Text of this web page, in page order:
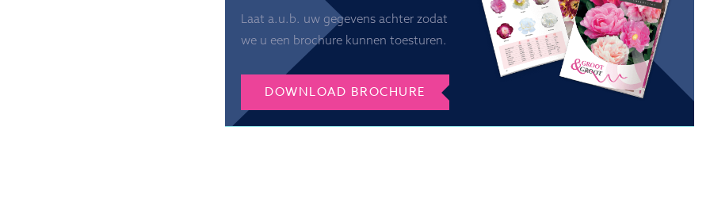
Laat a.u.b. uw gegevens achter zodat
we u een brochure kunnen toesturen.
DOWNLOAD BROCHURE